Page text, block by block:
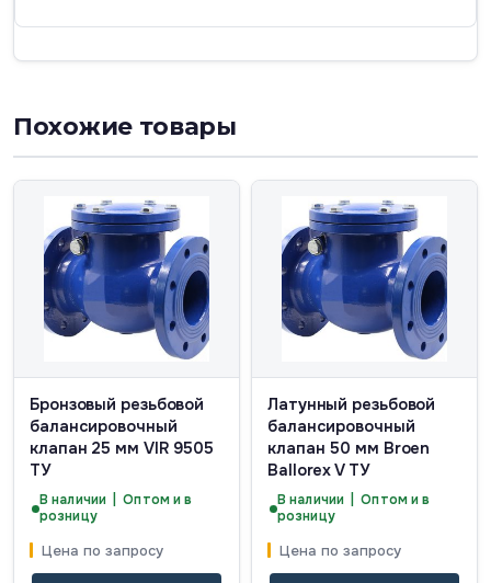
Похожие товары
Бронзовый резьбовой
балансировочный
клапан 25 мм VIR 9505
ТУ
В наличии | Оптом и в
розницу
Цена по запросу
Латунный резьбовой
балансировочный
клапан 50 мм Broen
Ballorex V ТУ
В наличии | Оптом и в
розницу
Цена по запросу